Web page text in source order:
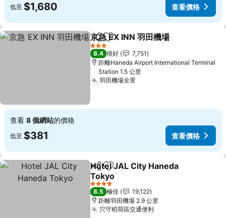
低至 $1,680 查看價格
分享 放到收藏夾
京急 EX INN 羽田機場
3 星級
8.4 很好
7,751
距離Haneda Airport International Terminal
Station 1.5 公里
羽田機場全景
查看 8 個網站的價格
低至 $381 查看價格
分享 放到收藏夾
Hotel JAL City Haneda
Tokyo
4 星級
8.5 極佳
19,122
距離羽田機場 2.9 公里
穴守稻荷區交通便利